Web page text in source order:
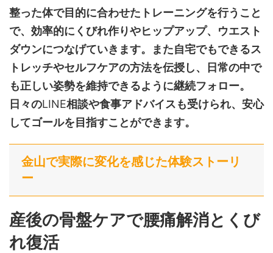
整った体で目的に合わせたトレーニングを行うこと
で、効率的にくびれ作りやヒップアップ、ウエスト
ダウンにつなげていきます。また自宅でもできるス
トレッチやセルフケアの方法を伝授し、日常の中で
も正しい姿勢を維持できるように継続フォロー。
日々のLINE相談や食事アドバイスも受けられ、安心
してゴールを目指すことができます。
金山で実際に変化を感じた体験ストーリ
ー
産後の骨盤ケアで腰痛解消とくび
れ復活